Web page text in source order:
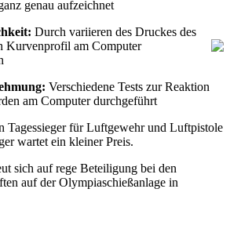
genau aufzeichnet
Durch variieren des Druckes des
Kurvenprofil am Computer
Verschiedene Tests zur Reaktion
am Computer durchgeführt
Tagessieger für Luftgewehr und Luftpistole
wartet ein kleiner Preis.
sich auf rege Beteiligung bei den
auf der Olympiaschießanlage in